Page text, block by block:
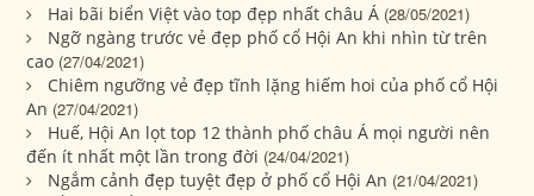
Hai bãi biển Việt vào top đẹp nhất châu Á (28/05/2021)
Ngỡ ngàng trước vẻ đẹp phố cổ Hội An khi nhìn từ trên
cao (27/04/2021)
Chiêm ngưỡng vẻ đẹp tĩnh lặng hiếm hoi của phố cổ Hội
An (27/04/2021)
Huế, Hội An lọt top 12 thành phố châu Á mọi người nên
đến ít nhất một lần trong đời (24/04/2021)
Ngắm cảnh đẹp tuyệt đẹp ở phố cổ Hội An (21/04/2021)